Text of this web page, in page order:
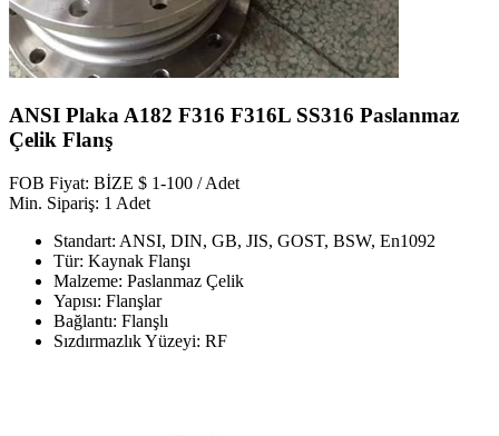
ANSI Plaka A182 F316 F316L SS316 Paslanmaz
Çelik Flanş
FOB Fiyat: BİZE $ 1-100 / Adet
Min. Sipariş: 1 Adet
Standart: ANSI, DIN, GB, JIS, GOST, BSW, En1092
Tür: Kaynak Flanşı
Malzeme: Paslanmaz Çelik
Yapısı: Flanşlar
Bağlantı: Flanşlı
Sızdırmazlık Yüzeyi: RF